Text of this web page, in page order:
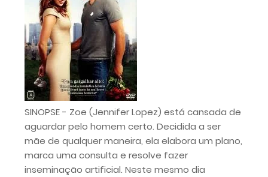
SINOPSE - Zoe (Jennifer Lopez) está cansada de
aguardar pelo homem certo. Decidida a ser
mãe de qualquer maneira, ela elabora um plano,
marca uma consulta e resolve fazer
inseminação artificial. Neste mesmo dia